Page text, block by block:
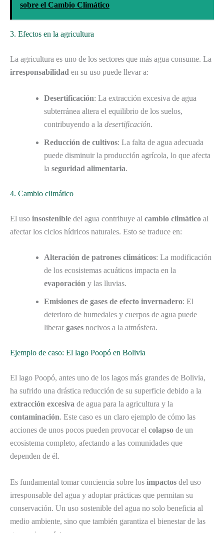
sobre el Cambio Climático
3. Efectos en la agricultura
La agricultura es uno de los sectores que más agua consume. La
irresponsabilidad en su uso puede llevar a:
Desertificación: La extracción excesiva de agua
subterránea altera el equilibrio de los suelos,
contribuyendo a la desertificación.
Reducción de cultivos: La falta de agua adecuada
puede disminuir la producción agrícola, lo que afecta
la seguridad alimentaria.
4. Cambio climático
El uso insostenible del agua contribuye al cambio climático al
afectar los ciclos hídricos naturales. Esto se traduce en:
Alteración de patrones climáticos: La modificación
de los ecosistemas acuáticos impacta en la
evaporación y las lluvias.
Emisiones de gases de efecto invernadero: El
deterioro de humedales y cuerpos de agua puede
liberar gases nocivos a la atmósfera.
Ejemplo de caso: El lago Poopó en Bolivia
El lago Poopó, antes uno de los lagos más grandes de Bolivia,
ha sufrido una drástica reducción de su superficie debido a la
extracción excesiva de agua para la agricultura y la
contaminación. Este caso es un claro ejemplo de cómo las
acciones de unos pocos pueden provocar el colapso de un
ecosistema completo, afectando a las comunidades que
dependen de él.
Es fundamental tomar conciencia sobre los impactos del uso
irresponsable del agua y adoptar prácticas que permitan su
conservación. Un uso sostenible del agua no solo beneficia al
medio ambiente, sino que también garantiza el bienestar de las